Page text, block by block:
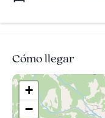
Cómo llegar
+
−